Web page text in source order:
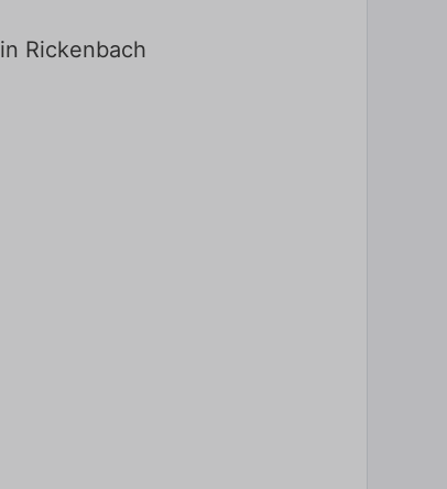
Rickenbach